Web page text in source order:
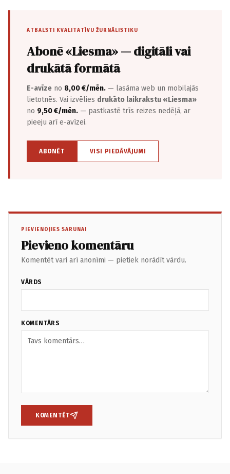
ATBALSTI KVALITATĪVU ŽURNĀLISTIKU
Abonē «Liesma» — digitāli vai
drukātā formātā
E-avīze no 8,00 €/mēn. — lasāma web un mobilajās
lietotnēs. Vai izvēlies drukāto laikrakstu «Liesma»
no 9,50 €/mēn. — pastkastē trīs reizes nedēļā, ar
pieeju arī e-avīzei.
ABONĒT VISI PIEDĀVĀJUMI
PIEVIENOJIES SARUNAI
Pievieno komentāru
Komentēt vari arī anonīmi — pietiek norādīt vārdu.
VĀRDS
KOMENTĀRS
KOMENTĒT